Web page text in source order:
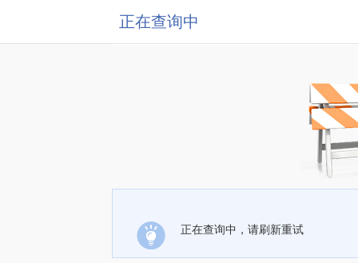
正在查询中
正在查询中，请刷新重试